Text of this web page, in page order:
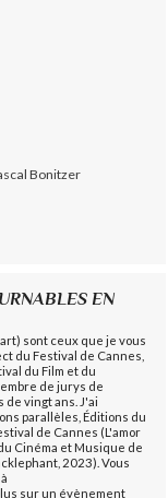
Bonitzer
EN
sont ceux que je vous
du Festival de Cannes,
du Film et du
de jurys de
vingt ans. J'ai
parallèles, Éditions du
de Cannes (L'amor
Cinéma et Musique de
2023). Vous
sur un évènement